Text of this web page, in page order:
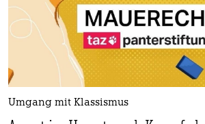
Umgang mit Klassismus